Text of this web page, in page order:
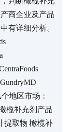
商企业及产品
有详细分析。
地区市场：
榄补充剂产品
提取物 橄榄补